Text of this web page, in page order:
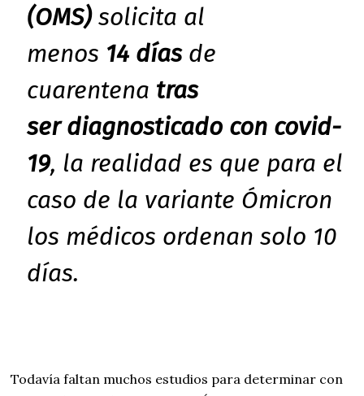
(OMS)solicita al
menos 14 díasde
cuarentena tras
ser diagnosticado con covid-
19, la realidad es que para el
caso de la variante Ómicron
los médicos ordenan solo 10
días.
Todavía faltan muchos estudios para determinar con